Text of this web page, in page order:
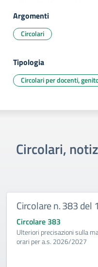
Argomenti
Circolari
Tipologia
Circolari per docenti,
Circolari,
Circolare n. 383 del
Circolare 383
Ulteriori precisazioni sulla
orari per a.s. 2026/2027